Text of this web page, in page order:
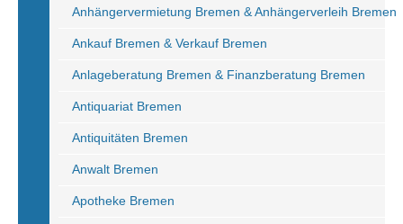
Anhängervermietung Bremen & Anhängerverleih Bremen
Ankauf Bremen & Verkauf Bremen
Anlageberatung Bremen & Finanzberatung Bremen
Antiquariat Bremen
Antiquitäten Bremen
Anwalt Bremen
Apotheke Bremen